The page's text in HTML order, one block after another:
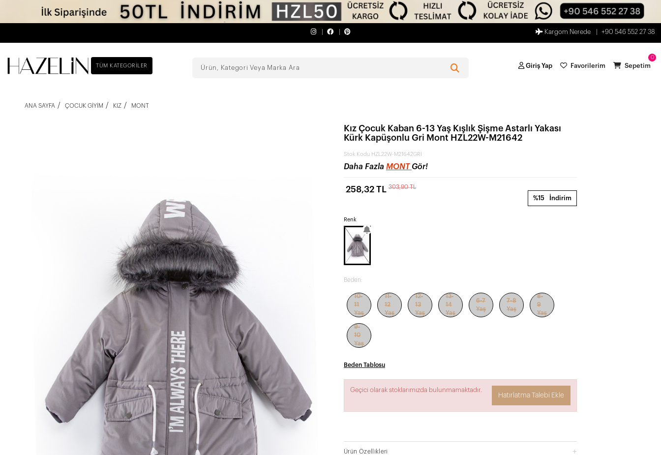
Kargom Nerede +90 546 552 27 38
TÜM KATEGORILER Giriş Yap Favorilerim
0
Sepetim
ANA SAYFA ÇOCUK GIYIM KIZ MONT
Kız Çocuk Kaban 6-13 Yaş Kışlık Şişme Astarlı Yakası
Kürk Kapüşonlu Gri Mont HZL22W-M21642
Stok Kodu HZL22W-M21642GRİ
Daha Fazla MONT Gör!
%15 İndirim
258,32 TL 303,90 TL
Renk
Beden:
10-
11
Yaş
11-
12
Yaş
12-
13
Yaş
13-
14
Yaş
6-7
Yaş
7-8
Yaş
8-
9
Yaş
9-
10
Yaş
Beden Tablosu
Geçici olarak stoklarımızda bulunmamaktadır.
Hatırlatma Talebi Ekle
Ürün Özellikleri